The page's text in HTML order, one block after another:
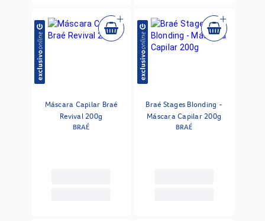
Máscara Capilar Braé
Revival 200g
BRAÉ
Braé Stages Blonding -
Máscara Capilar 200g
BRAÉ